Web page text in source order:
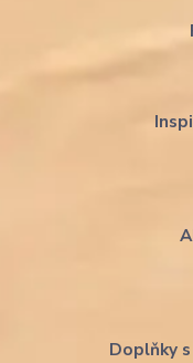
Doplňky